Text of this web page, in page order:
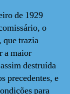
de 1929
o
que trazia
a maior
destruída
precedentes, e
para